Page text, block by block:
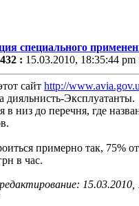
специального
: 15.03.2010, 18:35:44 pm
сайт http://
дияльнисть-Эксплуатанты.
в низ до перечня, где
примерно так, 75%
в час.